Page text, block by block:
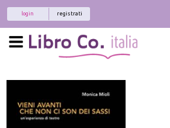
registrati
login